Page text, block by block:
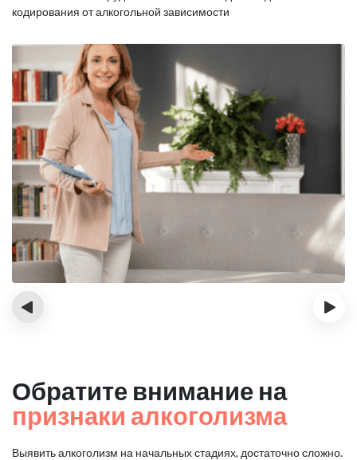
кодирования от алкогольной зависимости
‹ ›
Обратите внимание на
признаки алкоголизма
Выявить алкоголизм на начальных стадиях, достаточно сложно.